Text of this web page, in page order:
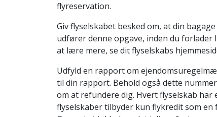
flyreservation.
Giv flyselskabet besked om, at din
udfører denne opgave, inden du
at lære mere, se dit flyselskabs
Udfyld en rapport om
til din rapport. Behold også dette
om at refundere dig. Hvert flyselskab
flyselskaber tilbyder kun flykredit som